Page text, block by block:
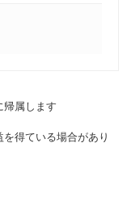
帰属します
得ている場合があり